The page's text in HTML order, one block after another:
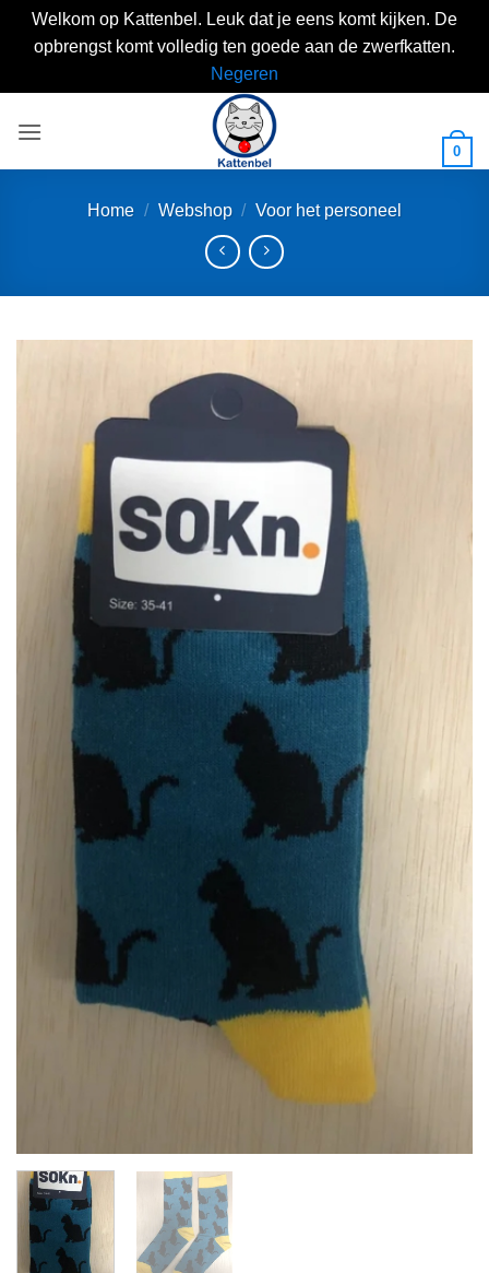
Welkom op Kattenbel. Leuk dat je eens komt kijken. De
opbrengst komt volledig ten goede aan de zwerfkatten.
Negeren
0
Home / Webshop / Voor het personeel